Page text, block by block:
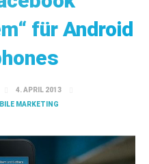
für Android
4. APRIL 2013
MARKETING